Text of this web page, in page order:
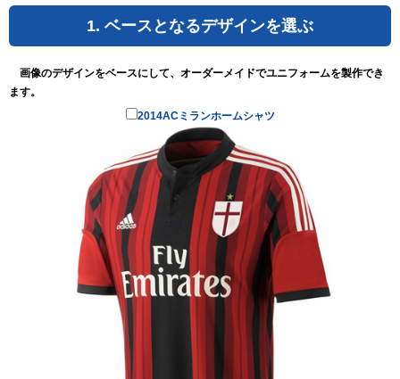
1. ベースとなるデザインを選ぶ
画像のデザインをベースにして、オーダーメイドでユニフォームを製作でき
ます。
2014ACミランホームシャツ